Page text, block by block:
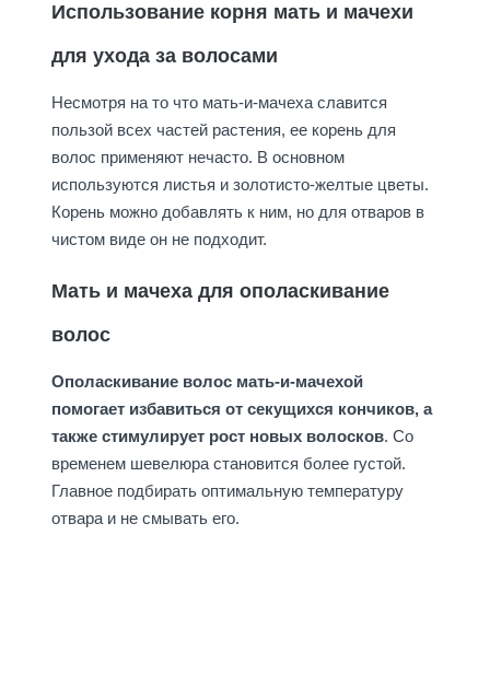
Использование корня мать и мачехи
для ухода за волосами
Несмотря на то что мать-и-мачеха славится
пользой всех частей растения, ее корень для
волос применяют нечасто. В основном
используются листья и золотисто-желтые цветы.
Корень можно добавлять к ним, но для отваров в
чистом виде он не подходит.
Мать и мачеха для ополаскивание
волос
Ополаскивание волос мать-и-мачехой
помогает избавиться от секущихся кончиков, а
также стимулирует рост новых волосков. Со
временем шевелюра становится более густой.
Главное подбирать оптимальную температуру
отвара и не смывать его.